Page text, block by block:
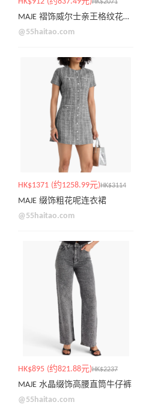
HK$2071
MAJE 褶饰威尔士亲王格纹花呢迷你裙
@55haitao.com
HK$1371 (约1258.99元)HK$3114
MAJE 缀饰粗花呢连衣裙
@55haitao.com
HK$895 (约821.88元)HK$2237
MAJE 水晶缀饰高腰直筒牛仔裤
@55haitao.com